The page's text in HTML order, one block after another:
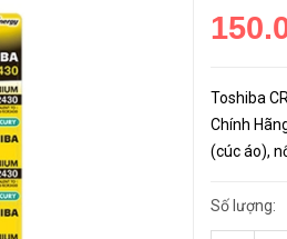
Toshiba
Chính
(cúc áo),
máy tính...
Số lượng: